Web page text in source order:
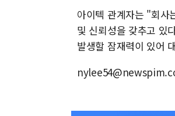
아이텍 관계자는 "회사
및 신뢰성을 갖추고 있
발생할 잠재력이 있어